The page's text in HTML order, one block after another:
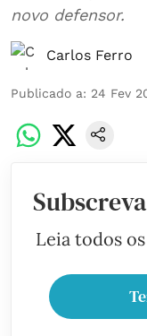
novo defensor.
Carlos Ferro
Publicado a: 24 Fev
Leia todos